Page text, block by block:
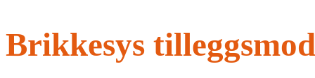
Brikkesys